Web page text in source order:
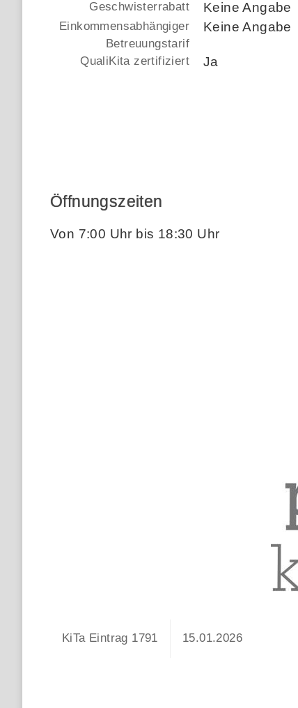
Geschwisterrabatt Keine Angabe
Einkommensabhängiger
Betreuungstarif
Keine Angabe
QualiKita zertifiziert Ja
Öffnungszeiten
Von 7:00 Uhr bis 18:30 Uhr
KiTa Eintrag 1791 15.01.2026